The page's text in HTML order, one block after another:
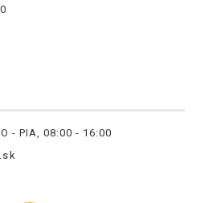
- PIA, 08:00 - 16:00